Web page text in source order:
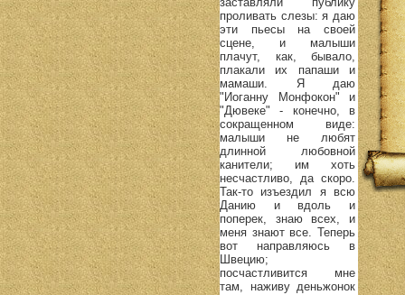
проливать слезы: я даю
эти пьесы на своей
сцене, и малыши
плачут, как, бывало,
плакали их папаши и
мамаши. Я даю
"Иоганну Монфокон" и
"Дювеке" - конечно, в
сокращенном виде:
малыши не любят
длинной любовной
канители; им хоть
несчастливо, да скоро.
Так-то изъездил я всю
Данию и вдоль и
поперек, знаю всех, и
меня знают все. Теперь
вот направляюсь в
Швецию;
посчастливится мне
там, наживу деньжонок